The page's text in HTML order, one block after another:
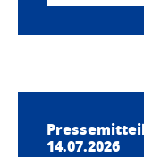
14.07.2026